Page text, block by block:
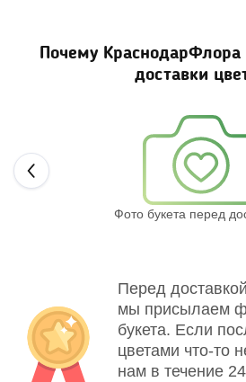
Почему
доставки
Фото букета перед
Перед
мы присылаем
букета. Если
цветами что-то
нам в течение